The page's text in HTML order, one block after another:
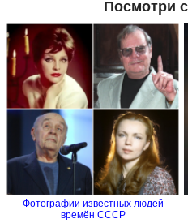
Посмотри
Фотографии известных людей
времён СССР